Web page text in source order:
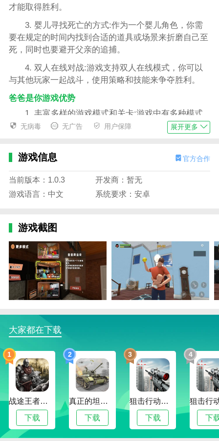
才能取得胜利。
3. 婴儿寻找死亡的方式:作为一个婴儿角色，你需
要在规定的时间内找到合适的道具或场景来折磨自己至
死，同时也要避开父亲的追捕。
4. 双人在线对战:游戏支持双人在线模式，你可以
与其他玩家一起战斗，使用策略和技能来争夺胜利。
爸爸是你游戏优势
1. 丰富多样的游戏模式和关卡:游戏中有多种模式
和关卡可供选择，增加了游戏的可玩性和挑战性。
真，增强了游戏的沉浸感和趣味性。
3. 操作易学:游戏操作简单易学，不同年龄段的玩
家都能轻松上手，享受游戏的乐趣。
度。
爸爸是你游戏玩法
1. 游戏挑战每个人的反应能力，在这里玩耍让每个
人都能享受到游戏的独特魅力;
2. 婴儿要想办法在规定时间内自杀，比如吃玻璃碎
3. 它将带来更多有趣的体验，第一人称游戏视角和
强烈的游戏沉浸感，成为孩子的父亲。
4. 我们可以在游戏中自由规划，合理保护自己，注
意不要让宝宝发现我们的防御和保护漏洞。
爸爸是你怎么联机
1、进入到游戏之后点击更多模式。
2、在多人模式当中选择一个房间开始游戏，这样
匹配的时间就太久了。
无病毒 无广告 用户保障 展开更多
游戏信息 官方合作
当前版本：1.0.3
开发商：暂无
游戏语言：中文
系统要求：安卓
游戏截图
大家都在下载
1
战途王者最新版
下载
2
真正的坦克大战
下载
3
狙击行动代号猎鹰最新版
下载
4
下